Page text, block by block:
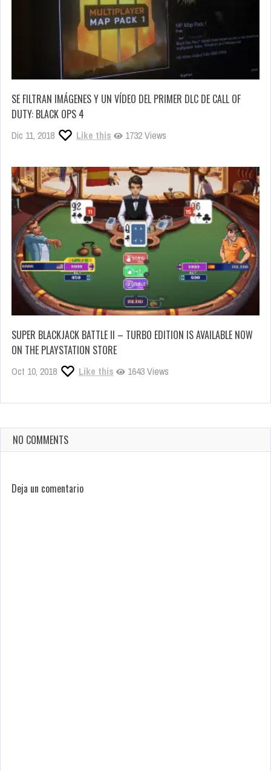
SE FILTRAN IMÁGENES Y UN VÍDEO DEL PRIMER DLC DE CALL OF
DUTY: BLACK OPS 4
Dic 11, 2018 Like this 1732 Views
SUPER BLACKJACK BATTLE II – TURBO EDITION IS AVAILABLE NOW
ON THE PLAYSTATION STORE
Oct 10, 2018 Like this 1643 Views
NO COMMENTS
Deja un comentario